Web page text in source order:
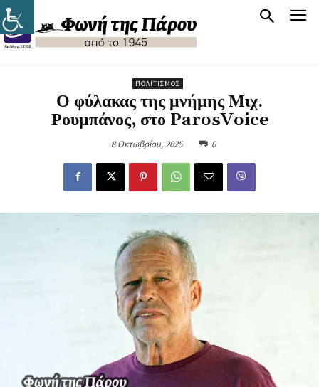
ΠΟΛΙΤΙΣΜΌΣ
Ο φύλακας της μνήμης Μιχ.
Ρουμπάνος, στο ParosVoice
8 Οκτωβρίου, 2025 0